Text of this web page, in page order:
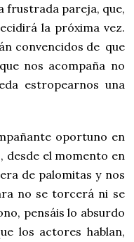
frustrada pareja, que,
la próxima vez.
convencidos de que
nos acompaña no
estropearnos una
oportuno en
desde el momento en
de palomitas y nos
no se torcerá ni se
pensáis lo absurdo
los actores hablan,